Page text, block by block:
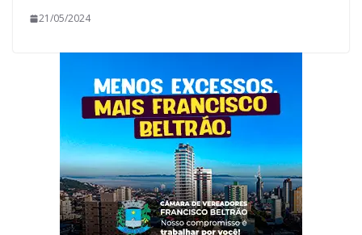
21/05/2024